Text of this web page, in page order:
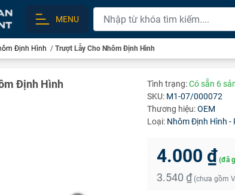
MENU
Định Hình / Trượt Lẫy Cho Nhôm Định Hình
Định Hình Tình trạng:Có sẵn 6
SKU: M1-07/000072
Thương hiệu:OEM
Loại: Nhôm Định Hình -
4.000 ₫ (đã
3.540 ₫ (chưa gồm